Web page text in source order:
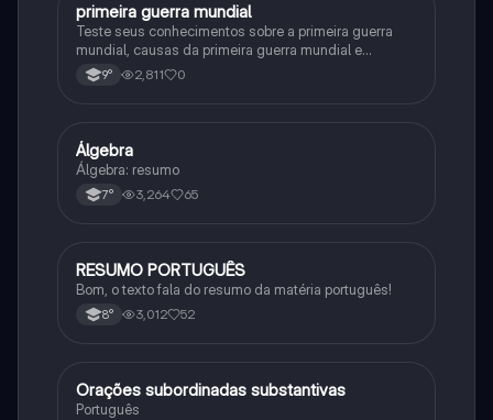
História
primeira guerra mundial
Teste seus conhecimentos sobre a primeira guerra
mundial, causas da primeira guerra mundial e
consequências da Primeira Guerra Mundial, fases da
primeira guerra mundial
9° 2,811 0
Matematica
Álgebra
Álgebra: resumo
7° 3,264 65
Português
RESUMO PORTUGUÊS
Bom, o texto fala do resumo da matéria português!
8° 3,012 52
Português
Orações subordinadas substantivas
Português